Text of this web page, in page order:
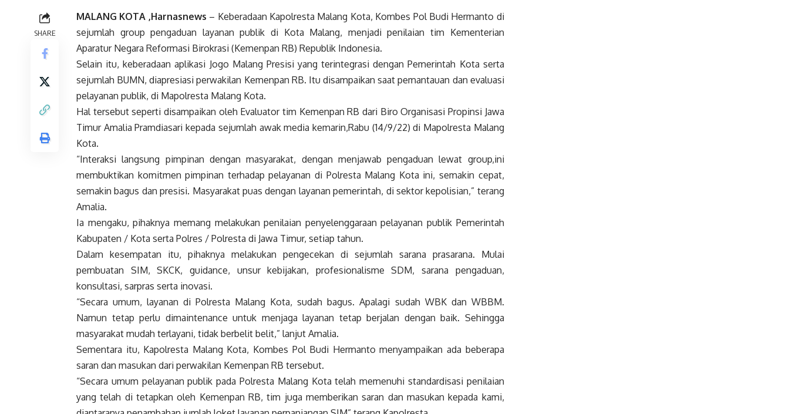
SHARE
MALANG KOTA ,Harnasnews – Keberadaan Kapolresta Malang Kota, Kombes Pol Budi Hermanto di
sejumlah group pengaduan layanan publik di Kota Malang, menjadi penilaian tim Kementerian
Aparatur Negara Reformasi Birokrasi (Kemenpan RB) Republik Indonesia.
Selain itu, keberadaan aplikasi Jogo Malang Presisi yang terintegrasi dengan Pemerintah Kota serta
sejumlah BUMN, diapresiasi perwakilan Kemenpan RB. Itu disampaikan saat pemantauan dan evaluasi
pelayanan publik, di Mapolresta Malang Kota.
Hal tersebut seperti disampaikan oleh Evaluator tim Kemenpan RB dari Biro Organisasi Propinsi Jawa
Timur Amalia Pramdiasari kepada sejumlah awak media kemarin,Rabu (14/9/22) di Mapolresta Malang
Kota.
“Interaksi langsung pimpinan dengan masyarakat, dengan menjawab pengaduan lewat group,ini
membuktikan komitmen pimpinan terhadap pelayanan di Polresta Malang Kota ini, semakin cepat,
semakin bagus dan presisi. Masyarakat puas dengan layanan pemerintah, di sektor kepolisian,” terang
Amalia.
Ia mengaku, pihaknya memang melakukan penilaian penyelenggaraan pelayanan publik Pemerintah
Kabupaten / Kota serta Polres / Polresta di Jawa Timur, setiap tahun.
Dalam kesempatan itu, pihaknya melakukan pengecekan di sejumlah sarana prasarana. Mulai
pembuatan SIM, SKCK, guidance, unsur kebijakan, profesionalisme SDM, sarana pengaduan,
konsultasi, sarpras serta inovasi.
“Secara umum, layanan di Polresta Malang Kota, sudah bagus. Apalagi sudah WBK dan WBBM.
Namun tetap perlu dimaintenance untuk menjaga layanan tetap berjalan dengan baik. Sehingga
masyarakat mudah terlayani, tidak berbelit belit,” lanjut Amalia.
Sementara itu, Kapolresta Malang Kota, Kombes Pol Budi Hermanto menyampaikan ada beberapa
saran dan masukan dari perwakilan Kemenpan RB tersebut.
“Secara umum pelayanan publik pada Polresta Malang Kota telah memenuhi standardisasi penilaian
yang telah di tetapkan oleh Kemenpan RB, tim juga memberikan saran dan masukan kepada kami,